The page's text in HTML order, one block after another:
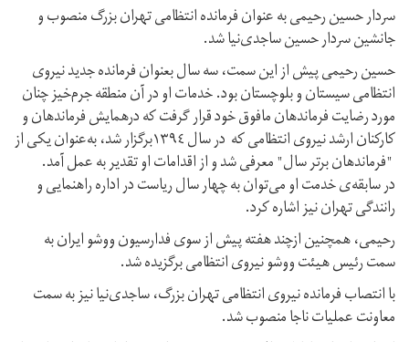
سردار حسین رحیمی به عنوان فرمانده انتظامی تهران بزرگ منصوب و
جانشین سردار حسین ساجدی‌نیا شد.
حسین رحیمی پیش از این سمت، سه سال بعنوان فرمانده جدید نیروی
انتظامی سیستان و بلوچستان بود. خدمات او در آن منطقه جرم‌خیز چنان
مورد رضایت فرماندهان مافوق خود قرار گرفت که درهمایش فرماندهان و
کارکنان ارشد نیروی انتظامی که در سال ١٣٩٤برگزار شد، به‌عنوان یکی از
"فرماندهان برتر سال" معرفی شد و از اقدامات او تقدیر به عمل آمد.
در سابقه‌ی خدمت او می‌توان به چهار سال ریاست در اداره راهنمایی و
رانندگی تهران نیز اشاره کرد.
رحیمی، همچنین ازچند هفته پیش از سوی فدارسیون ووشو ایران به
سمت رئیس هیئت ووشو نیروی انتظامی برگزیده شد.
با انتصاب فرمانده نیروی انتظامی تهران بزرگ، ساجدی‌نیا نیز به سمت
معاونت عملیات ناجا منصوب شد.